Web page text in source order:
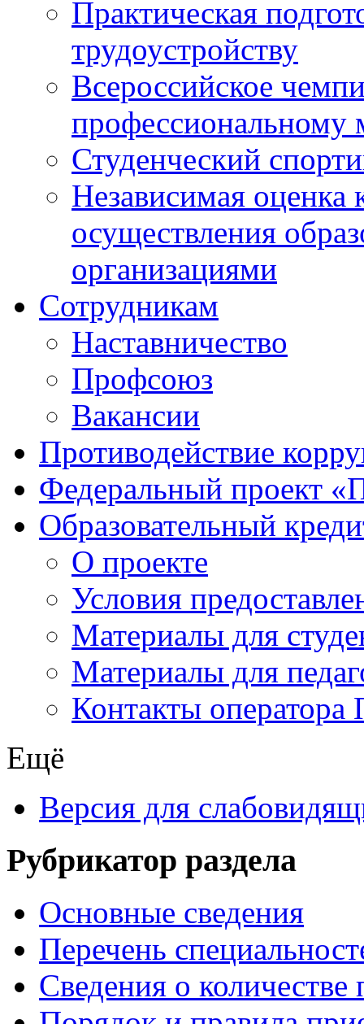
Практическая
трудоустройству
Всероссийское
профессиональному
Студенческий
Независимая оценка
осуществления
организациями
Сотрудникам
Наставничество
Профсоюз
Вакансии
Противодействие
Федеральный проект
Образовательный
О проекте
Условия
Материалы для
Материалы для
Контакты оператора
Ещё
Версия для
Рубрикатор раздела
Основные сведения
Перечень
Cведения о